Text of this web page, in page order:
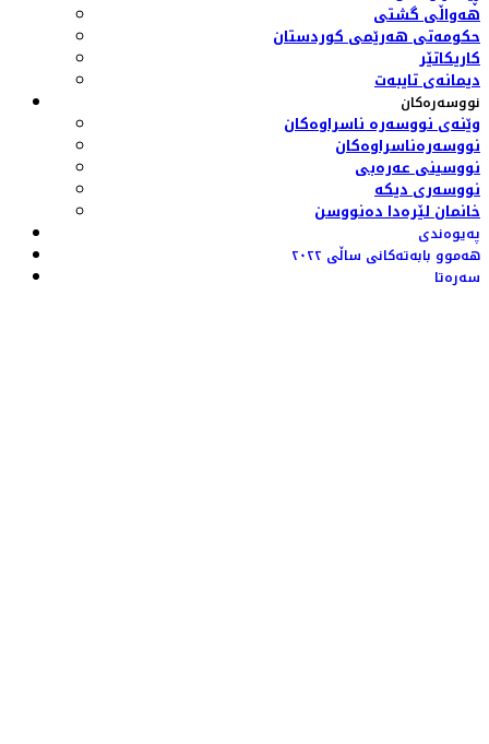
هەواڵی گشتی
حکومەتی هەرێمی کوردستان
کاریکاتێر
دیمانەی تایبەت
نووسەرەکان
وێنەی نووسەرە ناسراوەکان
نووسەرەناسراوەکان
نووسینی عەرەبی
نووسەری دیکە
خانمان لێرەدا دەنووسن
پەیوەندی
هەموو بابەتەکانی ساڵی ٢٠٢٢
سەرەتا